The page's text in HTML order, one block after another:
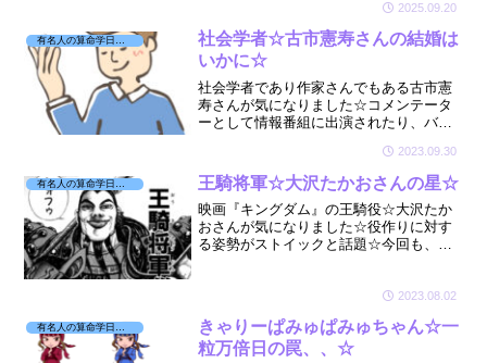
2025.09.20
社会学者☆古市憲寿さんの結婚は
いかに☆
社会学者であり作家さんでもある古市憲
寿さんが気になりました☆コメンテータ
ーとして情報番組に出演されたり、バラ
な古市さんが最近『結婚がしたい』らし
い☆ということで星を見させていただき
ました☆
2023.09.30
王騎将軍☆大沢たかおさんの星☆
映画『キングダム』の王騎役☆大沢たか
おさんが気になりました☆役作りに対す
る姿勢がストイックと話題☆今回も、ま
2023.08.02
有名人の算命学日記☆
きゃりーぱみゅぱみゅちゃん☆一
粒万倍日の罠、、☆